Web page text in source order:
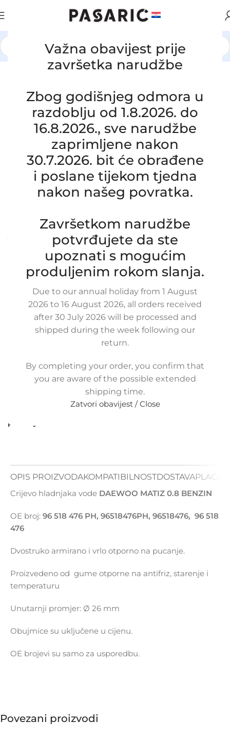
Važna obavijest prije
završetka narudžbe
Zbog godišnjeg odmora u
razdoblju od 1.8.2026. do
16.8.2026., sve narudžbe
zaprimljene nakon
30.7.2026. bit će obrađene
i poslane tijekom tjedna
nakon našeg povratka.
Završetkom narudžbe
potvrđujete da ste
upoznati s mogućim
produljenim rokom slanja.
Due to our annual holiday from 1 August
2026 to 16 August 2026, all orders received
after 30 July 2026 will be processed and
shipped during the week following our
return.
By completing your order, you confirm that
you are aware of the possible extended
shipping time.
Zatvori obavijest / Close
AUTOMOBILI / DAEWOO
Click to enlarge
Zamjensko crijevo hladnjaka vode
DAEWOO MATIZ 0.8, 96 518 476 PH,
96518476
Novo | Garancija: 5 god jamstva
Dostupno uz narudžbu (isti ili sljedeći radni dan)
€ £ $ ¥ A$ £30.19 EX VAT
€ex VAT
Dodaj u košaricu
Buy now
Dodaj na popis kupovine
20 Osoba gleda
upravo ovaj proizvod!
plaćanja:
OPIS PROIZVODAKOMPATIBILNOSTDOSTAVA
Crijevo hladnjaka vode DAEWOO MATIZ 0.8 BENZIN
OE broj: 96 518 476 PH, 96518476PH, 96518476, 96 518
476
Dvostruko armirano i vrlo otporno na pucanje.
Proizvedeno od gume otporne na antifriz, starenje i
temperaturu
Unutarnji promjer: Ø 26 mm
Obujmice su uključene u cijenu.
OE brojevi su samo za usporedbu.
Povezani proizvodi